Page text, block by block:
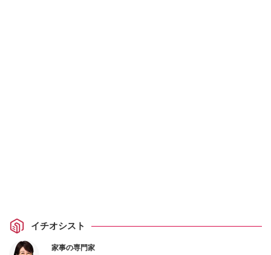
イチオシスト
家事の専門家